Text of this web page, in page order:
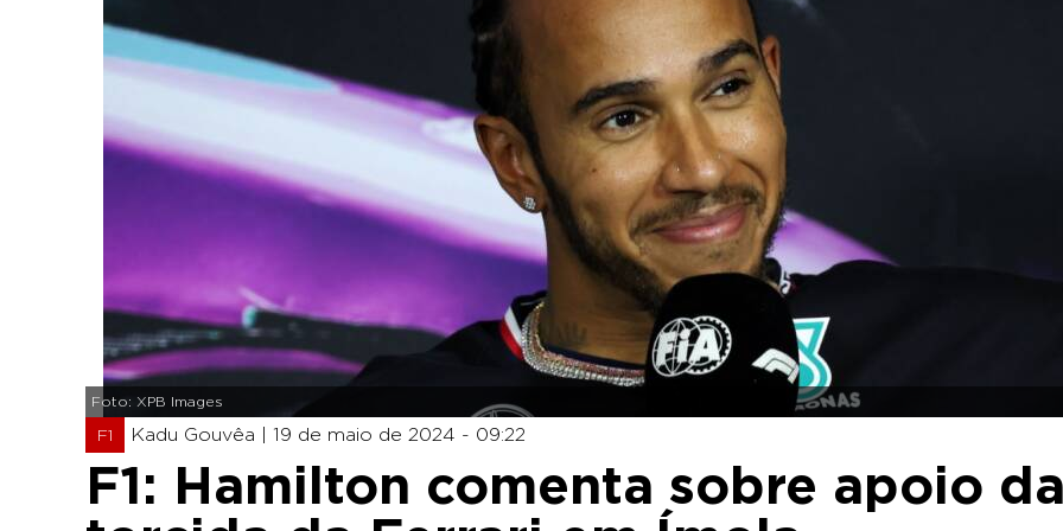
Foto: XPB Images
F1 Kadu Gouvêa | 19 de maio de 2024 - 09:22
F1: Hamilton comenta sobre apoio